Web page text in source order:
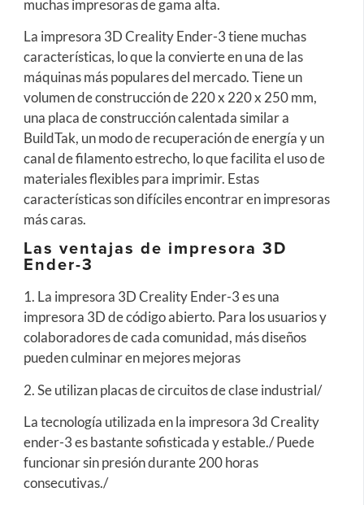
muchas impresoras de gama alta.
La impresora 3D Creality Ender-3 tiene muchas
características, lo que la convierte en una de las
máquinas más populares del mercado. Tiene un
volumen de construcción de 220 x 220 x 250 mm,
una placa de construcción calentada similar a
BuildTak, un modo de recuperación de energía y un
canal de filamento estrecho, lo que facilita el uso de
materiales flexibles para imprimir. Estas
características son difíciles encontrar en impresoras
más caras.
Las ventajas de impresora 3D
Ender-3
1. La impresora 3D Creality Ender-3 es una
impresora 3D de código abierto. Para los usuarios y
colaboradores de cada comunidad, más diseños
pueden culminar en mejores mejoras
2. Se utilizan placas de circuitos de clase industrial/
La tecnología utilizada en la impresora 3d Creality
ender-3 es bastante sofisticada y estable./ Puede
funcionar sin presión durante 200 horas
consecutivas./